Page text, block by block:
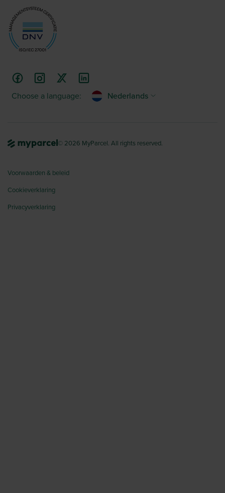
Choose a language: Nederlands
© 2026 MyParcel. All rights reserved.
Voorwaarden & beleid
Cookieverklaring
Privacyverklaring